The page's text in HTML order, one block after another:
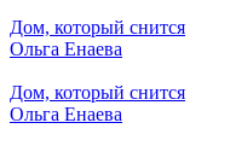
Дом, который снится
Ольга Енаева
Дом, который снится
Ольга Енаева